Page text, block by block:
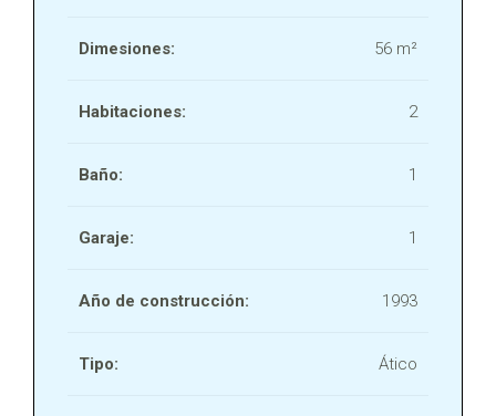
Dimesiones: 56 m²
Habitaciones: 2
Baño: 1
Garaje: 1
Año de construcción: 1993
Tipo: Ático